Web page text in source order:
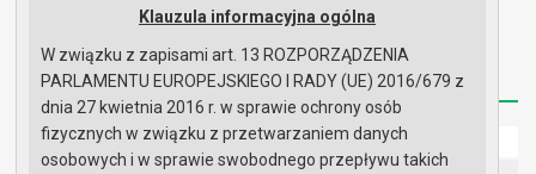
Redakcja Instrukcja korzystania Dostępność
Strona główna
Klauzula informacyjna ogólna
W związku z zapisami art. 13 ROZPORZĄDZENIA
PARLAMENTU EUROPEJSKIEGO I RADY (UE) 2016/679 z
dnia 27 kwietnia 2016 r. w sprawie ochrony osób
fizycznych w związku z przetwarzaniem danych
osobowych i w sprawie swobodnego przepływu takich